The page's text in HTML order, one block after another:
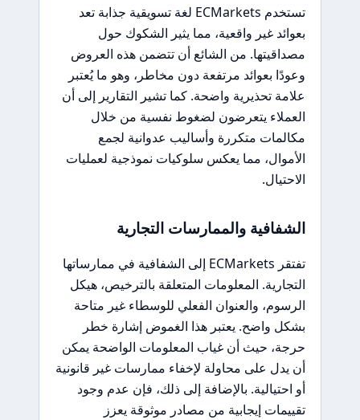
تستخدم ECMarkets لغة تسويقية جذابة تعد
بعوائد غير واقعية، مما يثير الشكوك حول
مصداقيتها. من الشائع أن تتضمن هذه العروض
وعودًا بعوائد مرتفعة دون مخاطر، وهو ما يُعتبر
علامة تحذيرية واضحة. كما تشير التقارير إلى أن
العملاء يتعرضون لضغوط نفسية من خلال
مكالمات متكررة وأساليب عدوانية لجمع
الأموال، مما يعكس سلوكيات نموذجية لعمليات
الاحتيال.
الشفافية والممارسات التجارية
تفتقر ECMarkets إلى الشفافية في ممارساتها
التجارية. المعلومات المتعلقة بالترخيص، هيكل
الرسوم، والعنوان الفعلي للوسطاء غير متاحة
بشكل واضح. يعتبر هذا الغموض إشارة خطر
حرجة، حيث أن غياب المعلومات الواضحة يمكن
أن يدل على محاولة لإخفاء ممارسات غير قانونية
أو احتيالية. بالإضافة إلى ذلك، فإن عدم وجود
تقييمات إيجابية من مصادر موثوقة يعزز